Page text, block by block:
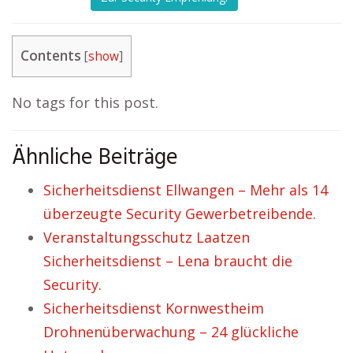
Contents [show]
No tags for this post.
Ähnliche Beiträge
Sicherheitsdienst Ellwangen – Mehr als 14
überzeugte Security Gewerbetreibende.
Veranstaltungsschutz Laatzen
Sicherheitsdienst – Lena braucht die
Security.
Sicherheitsdienst Kornwestheim
Drohnenüberwachung – 24 glückliche